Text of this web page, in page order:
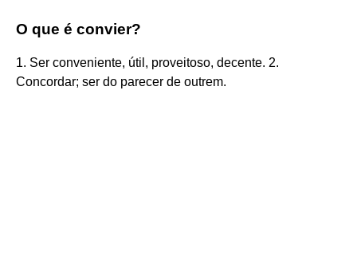
O que é convier?
1. Ser conveniente, útil, proveitoso, decente. 2.
Concordar; ser do parecer de outrem.